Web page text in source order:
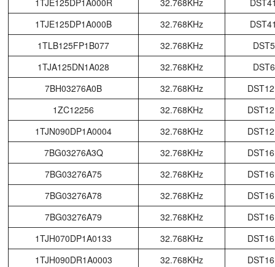
1TJE125DP1A000R
32.768KHz
1TJE125DP1A000B
32.768KHz
1TLB125FP1B077
32.768KHz
1TJA125DN1A028
32.768KHz
7BH03276A0B
32.768KHz
1ZC12256
32.768KHz
1TJN090DP1A0004
32.768KHz
7BG03276A3Q
32.768KHz
7BG03276A75
32.768KHz
7BG03276A78
32.768KHz
7BG03276A79
32.768KHz
1TJH070DP1A0133
32.768KHz
1TJH090DR1A0003
32.768KHz